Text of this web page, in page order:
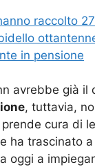
raccolto
in pensione
avrebbe già il
, tuttavia,
cura di
ha trascinato
oggi a